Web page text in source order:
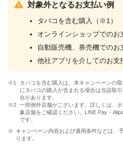
対象外となるお支払い例
タバコを含む購入（※1）
オンラインショップでのお
自動販売機、券売機でのお
他社アプリを介してのお支
タバコを含む購入は、本キャンペーンの
にタバコの購入が含まれる場合は当該取
合があります。
一部例外店舗がございます。詳しくは、
象店舗をご確認ください。LINE Pay・
です。
キャンペーン内容および適用条件などは、
ります。